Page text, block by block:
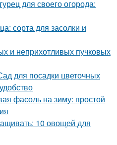
для своего огорода:
сорта для засолки и
и неприхотливых пучковых
для посадки цветочных
фасоль на зиму: простой
10 овощей для